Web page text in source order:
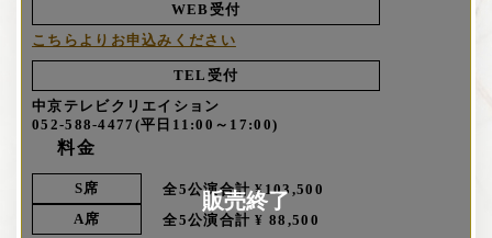
WEB受付
こちらよりお申込みください
TEL受付
中京テレビクリエイション
052-588-4477(平日11:00～17:00)
料金
S席
全5公演合計 ¥103,500
A席
全5公演合計 ¥ 88,500